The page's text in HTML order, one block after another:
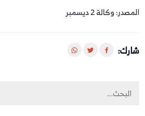
المصدر: وكالة 2 ديسمبر
شارك: